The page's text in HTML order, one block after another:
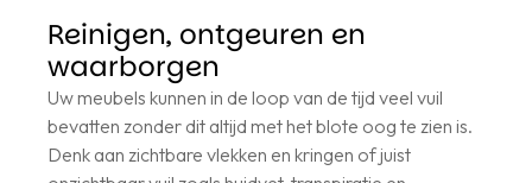
Reinigen, ontgeuren en
waarborgen
Uw meubels kunnen in de loop van de tijd veel vuil
bevatten zonder dit altijd met het blote oog te zien is.
Denk aan zichtbare vlekken en kringen of juist